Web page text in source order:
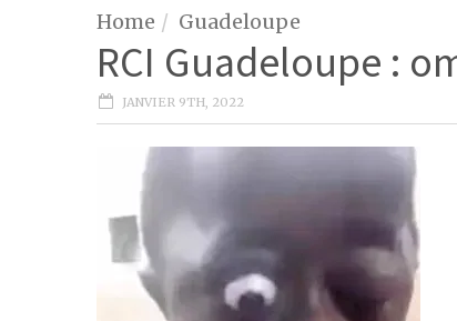
Home Guadeloupe
RCI Guadeloupe :
JANVIER 9TH, 2022